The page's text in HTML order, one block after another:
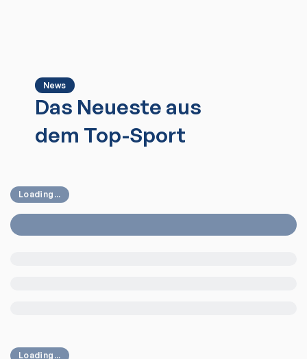
News
Das Neueste aus
dem Top-Sport
Loading...
Loading...